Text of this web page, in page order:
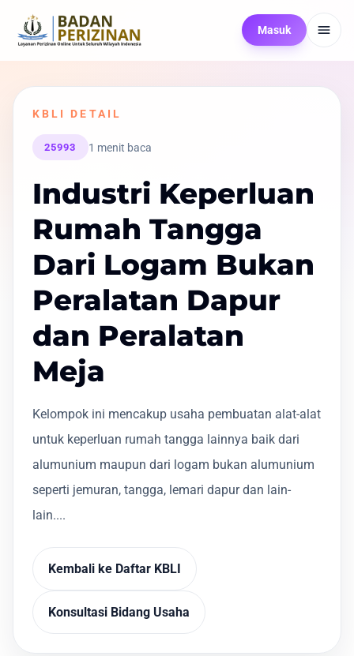
Masuk
KBLI DETAIL
25993 1 menit baca
Industri Keperluan
Rumah Tangga
Dari Logam Bukan
Peralatan Dapur
dan Peralatan
Meja
Kelompok ini mencakup usaha pembuatan alat-alat
untuk keperluan rumah tangga lainnya baik dari
alumunium maupun dari logam bukan alumunium
seperti jemuran, tangga, lemari dapur dan lain-
lain....
Kembali ke Daftar KBLI
Konsultasi Bidang Usaha